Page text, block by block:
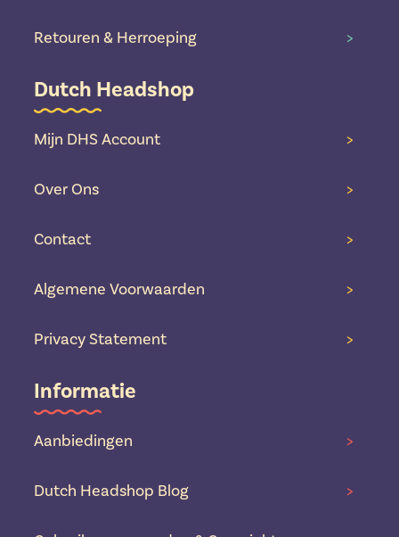
Retouren & Herroeping >
Dutch Headshop
Mijn DHS Account >
Over Ons >
Contact >
Algemene Voorwaarden >
Privacy Statement >
Informatie
Aanbiedingen >
Dutch Headshop Blog >